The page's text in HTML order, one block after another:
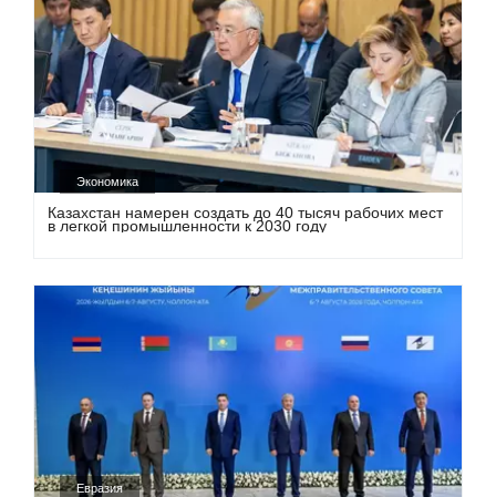
Экономика
Казахстан намерен создать до 40 тысяч рабочих мест
в легкой промышленности к 2030 году
Евразия